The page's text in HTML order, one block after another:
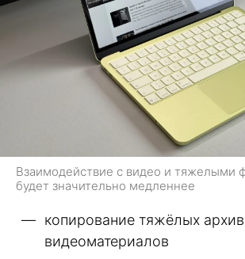
Взаимодействие с видео и тяжелыми
будет значительно медленнее
копирование тяжёлых
видеоматериалов